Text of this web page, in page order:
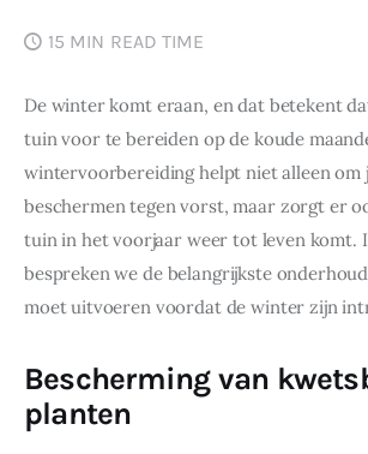
15 MIN READ TIME
De winter komt eraan, en dat betekent
tuin voor te bereiden op de koude
wintervoorbereiding helpt niet alleen om
beschermen tegen vorst, maar zorgt er
tuin in het voorjaar weer tot leven komt.
bespreken we de belangrijkste
moet uitvoeren voordat de winter zijn
Bescherming van
planten